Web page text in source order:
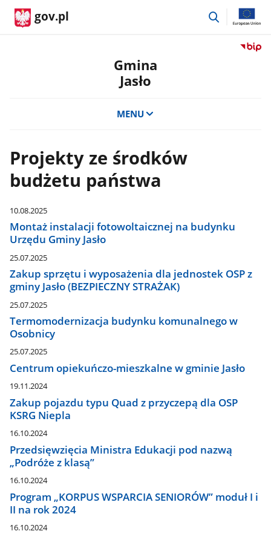
gov.pl
przejdź
Przejdź
Gmina
Jasło
MENU
Projekty ze środków
budżetu państwa
10.08.2025
Montaż instalacji fotowoltaicznej na budynku
Urzędu Gminy Jasło
25.07.2025
Zakup sprzętu i wyposażenia dla jednostek OSP z
gminy Jasło (BEZPIECZNY STRAŻAK)
25.07.2025
Termomodernizacja budynku komunalnego w
Osobnicy
25.07.2025
Centrum opiekuńczo-mieszkalne w gminie Jasło
19.11.2024
Zakup pojazdu typu Quad z przyczepą dla OSP
KSRG Niepla
16.10.2024
Przedsięwzięcia Ministra Edukacji pod nazwą
„Podróże z klasą”
16.10.2024
Program „KORPUS WSPARCIA SENIORÓW” moduł I i
II na rok 2024
16.10.2024